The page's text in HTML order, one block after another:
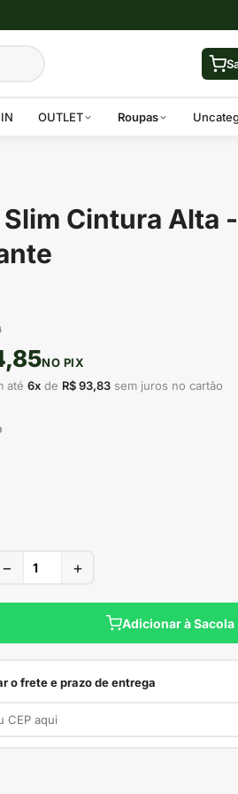
OUTLET Roupas
Cintura Alta
NO PIX
até 6x de R$ 93,83 sem juros no cartão
− +
Adicionar à Sacola
o frete e prazo de entrega